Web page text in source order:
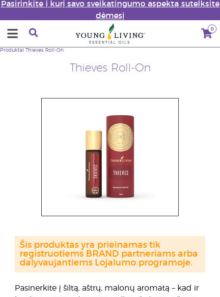
Pasirinkite į kurį savo sveikatingumo aspektą sutelksite
dėmesį
0
Thieves Roll-On
Produktai Thieves Roll-On
Pasinerkite į šiltą, aštrų, malonų aromatą – kad ir
Šis produktas yra prieinamas tik
registruotiems BRAND partneriams arba
dalyvaujantiems Lojalumo programoje.